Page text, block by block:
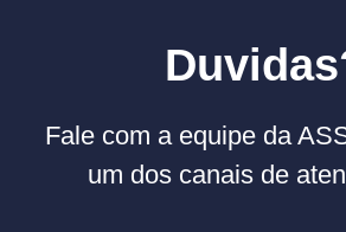
Fale com a equipe da
um dos canais de